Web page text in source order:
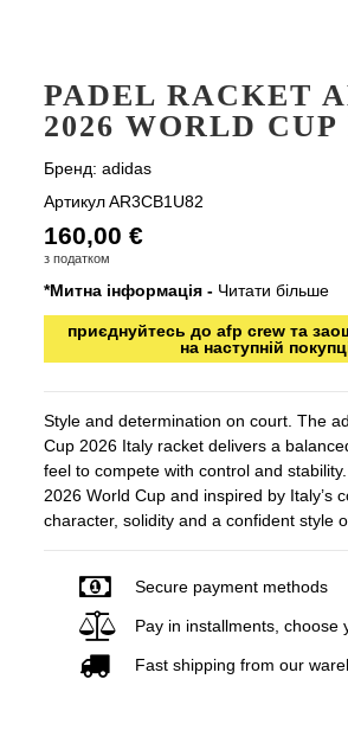
PADEL RACKET
2026 WORLD
Бренд: adidas
Артикул AR3CB1U82
160,00 €
з податком
*Митна інформація - Читати більше
приєднуйтесь до afp crew та
на наступній
Style and determination on court. The
Cup 2026 Italy racket delivers a
feel to compete with control and
2026 World Cup and inspired by Italy’s
character, solidity and a confident style
Secure payment methods
Pay in installments, choose
Fast shipping from our